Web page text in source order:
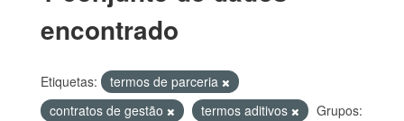
encontrado
Etiquetas:
termos de parceria
contratos de gestão
termos aditivos
Grupos: